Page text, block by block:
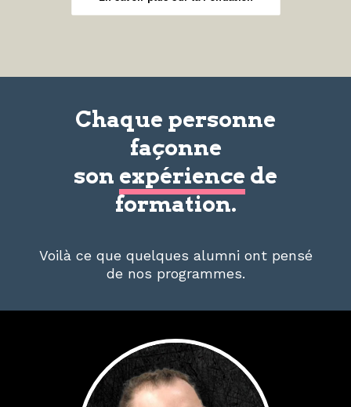
Chaque personne
façonne
son expérience de
formation.
Voilà ce que quelques alumni ont pensé
de nos programmes.